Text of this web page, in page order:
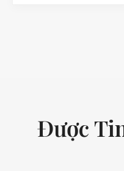
Được